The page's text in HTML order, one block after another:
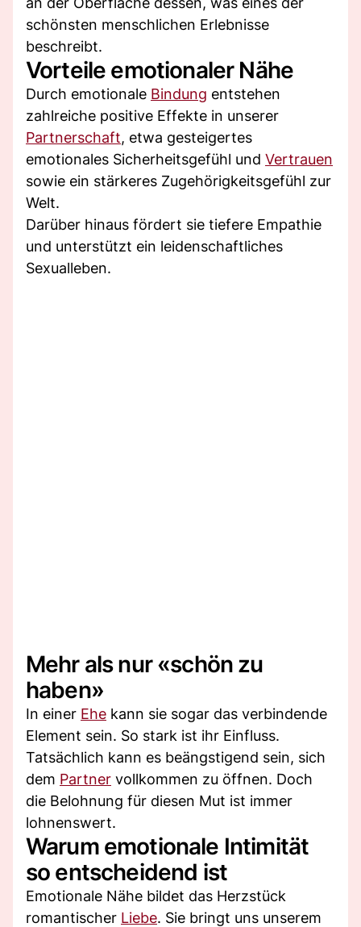
schönsten menschlichen Erlebnisse
beschreibt.
Vorteile emotionaler Nähe
Durch emotionale Bindung entstehen
zahlreiche positive Effekte in unserer
Partnerschaft, etwa gesteigertes
emotionales Sicherheitsgefühl und Vertrauen
sowie ein stärkeres Zugehörigkeitsgefühl zur
Welt.
Darüber hinaus fördert sie tiefere Empathie
und unterstützt ein leidenschaftliches
Sexualleben.
Mehr als nur «schön zu
haben»
In einer Ehe kann sie sogar das verbindende
Element sein. So stark ist ihr Einfluss.
Tatsächlich kann es beängstigend sein, sich
dem Partner vollkommen zu öffnen. Doch
die Belohnung für diesen Mut ist immer
lohnenswert.
Warum emotionale Intimität
so entscheidend ist
Emotionale Nähe bildet das Herzstück
romantischer Liebe. Sie bringt uns unserem